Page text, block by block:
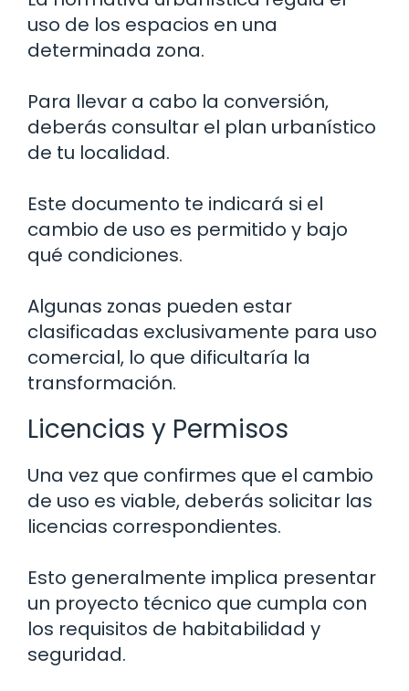
uso de los espacios en una
determinada zona.
Para llevar a cabo la conversión,
deberás consultar el plan urbanístico
de tu localidad.
Este documento te indicará si el
cambio de uso es permitido y bajo
qué condiciones.
Algunas zonas pueden estar
clasificadas exclusivamente para uso
comercial, lo que dificultaría la
transformación.
Licencias y Permisos
Una vez que confirmes que el cambio
de uso es viable, deberás solicitar las
licencias correspondientes.
Esto generalmente implica presentar
un proyecto técnico que cumpla con
los requisitos de habitabilidad y
seguridad.